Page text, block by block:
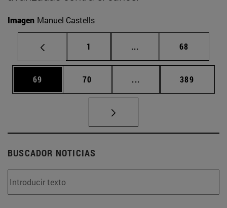
Imagen Manuel Castells
Página
1 ... Páginas intermedias
Página
68
Página
69 Página
70 ... Páginas intermedias
Página
389
BUSCADOR NOTICIAS